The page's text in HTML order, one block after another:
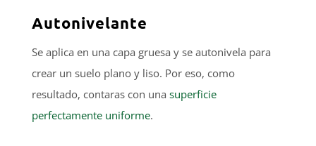
Autonivelante
Se aplica en una capa gruesa y se autonivela para
crear un suelo plano y liso. Por eso, como
resultado, contaras con una superficie
perfectamente uniforme.